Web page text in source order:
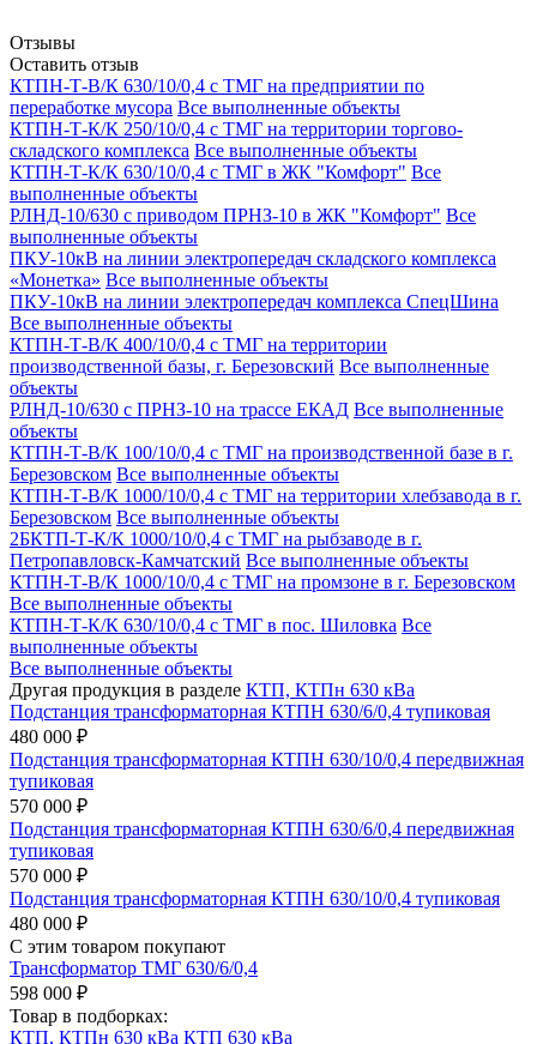
Отзывы
Оставить отзыв
КТПН-Т-В/К 630/10/0,4 с ТМГ на предприятии по
переработке мусора Все выполненные объекты
КТПН-Т-К/К 250/10/0,4 с ТМГ на территории торгово-
складского комплекса Все выполненные объекты
КТПН-Т-К/К 630/10/0,4 с ТМГ в ЖК "Комфорт" Все
выполненные объекты
РЛНД-10/630 с приводом ПРНЗ-10 в ЖК "Комфорт" Все
выполненные объекты
ПКУ-10кВ на линии электропередач складского комплекса
«Монетка» Все выполненные объекты
ПКУ-10кВ на линии электропередач комплекса СпецШина
Все выполненные объекты
КТПН-Т-В/К 400/10/0,4 с ТМГ на территории
производственной базы, г. Березовский Все выполненные
объекты
РЛНД-10/630 с ПРНЗ-10 на трассе ЕКАД Все выполненные
объекты
КТПН-Т-В/К 100/10/0,4 с ТМГ на производственной базе в г.
Березовском Все выполненные объекты
КТПН-Т-В/К 1000/10/0,4 с ТМГ на территории хлебзавода в г.
Березовском Все выполненные объекты
2БКТП-Т-К/К 1000/10/0,4 с ТМГ на рыбзаводе в г.
Петропавловск-Камчатский Все выполненные объекты
КТПН-Т-В/К 1000/10/0,4 с ТМГ на промзоне в г. Березовском
Все выполненные объекты
КТПН-Т-К/К 630/10/0,4 с ТМГ в пос. Шиловка Все
выполненные объекты
Все выполненные объекты
Другая продукция в разделе КТП, КТПн 630 кВа
Подстанция трансформаторная КТПН 630/6/0,4 тупиковая
480 000 ₽
Подстанция трансформаторная КТПН 630/10/0,4 передвижная
тупиковая
570 000 ₽
Подстанция трансформаторная КТПН 630/6/0,4 передвижная
тупиковая
570 000 ₽
Подстанция трансформаторная КТПН 630/10/0,4 тупиковая
480 000 ₽
С этим товаром покупают
Трансформатор ТМГ 630/6/0,4
598 000 ₽
Товар в подборках:
КТП, КТПн 630 кВа КТП 630 кВа